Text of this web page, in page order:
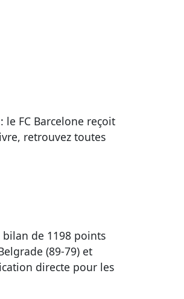
FC Barcelone reçoit
retrouvez toutes
de 1198 points
(89-79) et
directe pour les